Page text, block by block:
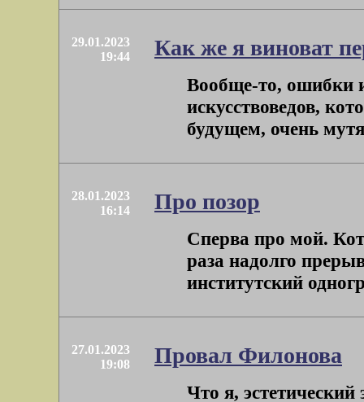
29.01.2023
19:44
Как же я виноват
Вообще-то, ошибки
искусствоведов,
будущем, очень
28.01.2023
16:14
Про позор
Сперва про мой.
раза надолго
институтский
27.01.2023
19:08
Провал Филонова
Что я,